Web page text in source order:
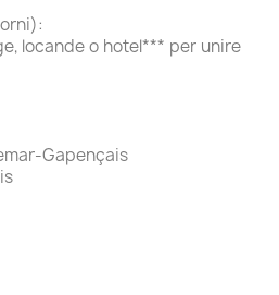
locande o hotel*** per unire
Gapençais